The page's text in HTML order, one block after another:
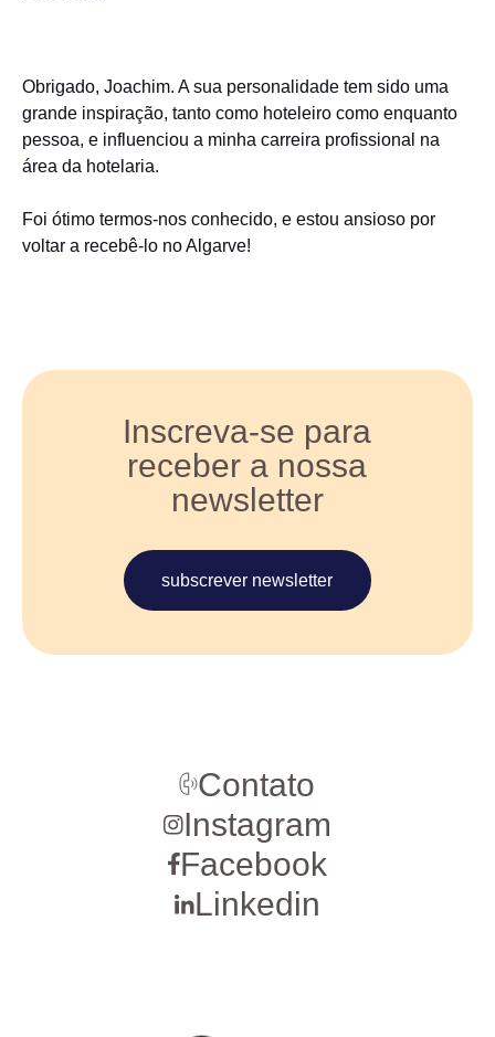
Obrigado, Joachim. A sua personalidade tem sido uma
grande inspiração, tanto como hoteleiro como enquanto
pessoa, e influenciou a minha carreira profissional na
área da hotelaria.
Foi ótimo termos-nos conhecido, e estou ansioso por
voltar a recebê-lo no Algarve!
Inscreva-se para
receber a nossa
newsletter
subscrever newsletter
Contato
Instagram
Facebook
Linkedin